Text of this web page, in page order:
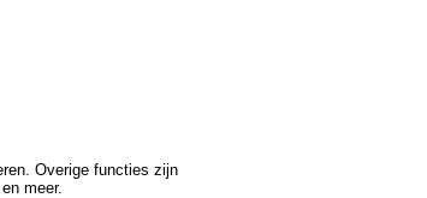
Overige functies zijn
meer.